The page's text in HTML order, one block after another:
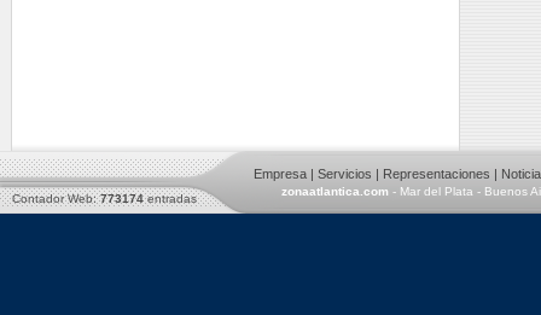
Contador Web:773174entradas
Empresa| Servicios | Representaciones |
zonaatlantica.com - Mar del Plata - Buenos